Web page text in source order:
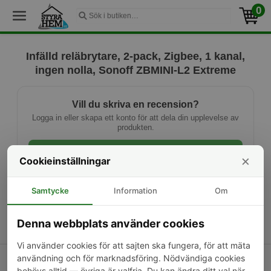
0
Infälld reläbrytare, 2-pack, Zigbee, 1 kanal,
ingen nolla, Sonoff ZBMINI-L2 Extreme
Vill du skriva en recension?
Logga in eller skapa ett konto för att dela din upplevelse av
produkten.
Ny kund? Skapa konto
Kontakta oss Om oss
Frakt & returer
Cookieinställningar ×
Samtycke Information Om
Denna webbplats använder cookies
Vi använder cookies för att sajten ska fungera, för att mäta
användning och för marknadsföring. Nödvändiga cookies